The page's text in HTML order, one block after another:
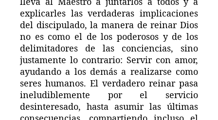
explicarles las verdaderas implicaciones
del discipulado, la manera de reinar Dios
no es como el de los poderosos y de los
delimitadores de las conciencias, sino
justamente lo contrario: Servir con amor,
ayudando a los demás a realizarse como
seres humanos. El verdadero reinar pasa
ineludiblemente por el servicio
desinteresado, hasta asumir las últimas